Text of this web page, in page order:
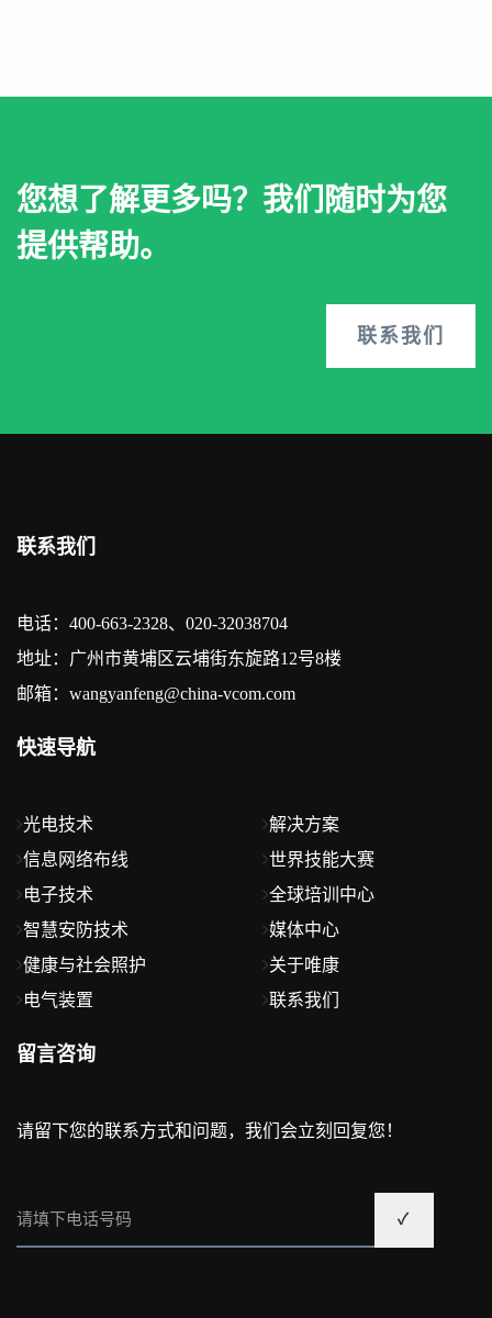
您想了解更多吗？我们随时为您
提供帮助。
联系我们
联系我们
电话：400-663-2328、020-32038704
地址：广州市黄埔区云埔街东旋路12号8楼
邮箱：wangyanfeng@china-vcom.com
快速导航
光电技术
信息网络布线
电子技术
智慧安防技术
健康与社会照护
电气装置
解决方案
世界技能大赛
全球培训中心
媒体中心
关于唯康
联系我们
留言咨询
请留下您的联系方式和问题，我们会立刻回复您！